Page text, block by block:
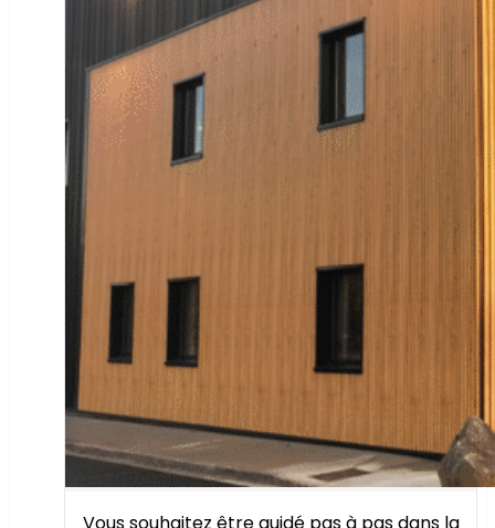
Vous souhaitez être guidé pas à pas dans la